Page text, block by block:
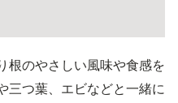
根のやさしい風味や食感を
三つ葉、エビなどと一緒に